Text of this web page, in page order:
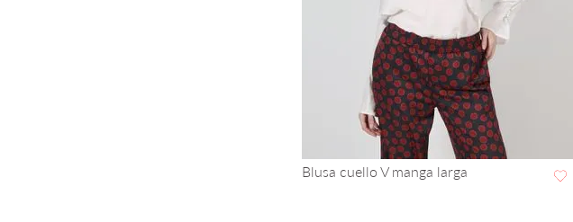
Blusa cuello V manga larga